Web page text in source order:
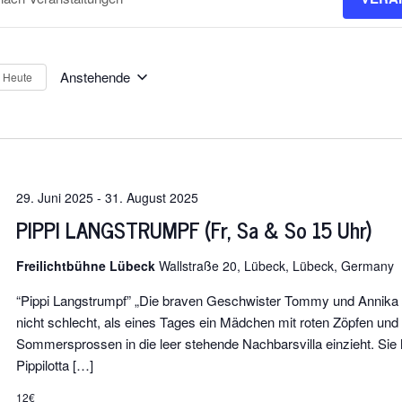
Heute Anstehende
PIPPI LANGSTRUMPF (Fr, Sa & So 15 Uhr)
29. Juni 2025- 31. August 2025
Freilichtbühne Lübeck Wallstraße 20, Lübeck, Lübeck, Germany
“Pippi Langstrumpf” „Die braven Geschwister Tommy und
nicht schlecht, als eines Tages ein Mädchen mit roten Zöpfen und
Sommersprossen in die leer stehende Nachbarsvilla einzieht. Sie
Pippilotta […]
12€